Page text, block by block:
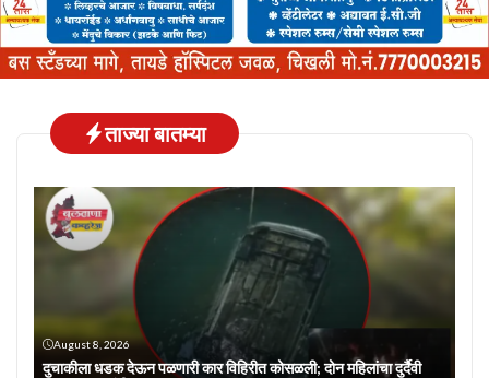
ताज्या बातम्या
August 8, 2026
दुचाकीला धडक देऊन पळणारी कार विहिरीत कोसळली; दोन महिलांचा दुर्दैवी